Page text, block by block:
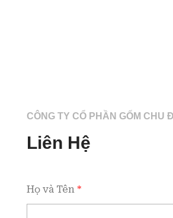
CÔNG TY CỔ PHẦN GỐM CHU
Liên Hệ
Họ và Tên *